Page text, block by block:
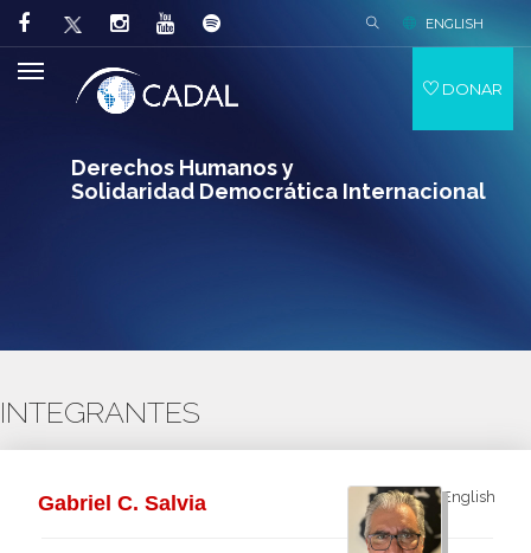
Derechos Humanos y
Solidaridad Democrática Internacional
ENGLISH
DONAR
INTEGRANTES
English
Gabriel C. Salvia